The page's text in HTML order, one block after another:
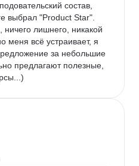
состав,
выбрал "Product Star".
лишнего, никакой
меня всё устраивает, я
за небольшие
предлагают полезные,